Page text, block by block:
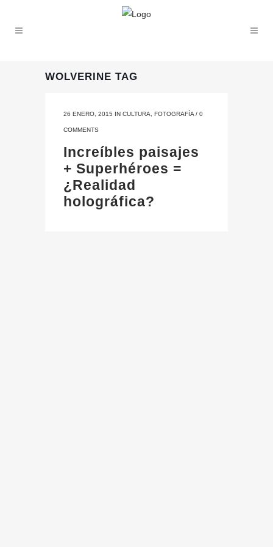
WOLVERINE TAG
26 ENERO, 2015 IN CULTURA FOTOGRAFÍA / 0
COMMENTS
Increíbles paisajes
+ Superhéroes =
¿Realidad
holográfica?